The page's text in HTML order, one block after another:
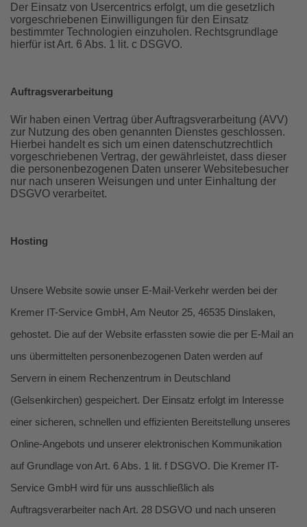
Der Einsatz von Usercentrics erfolgt, um die gesetzlich
vorgeschriebenen Einwilligungen für den Einsatz
bestimmter Technologien einzuholen. Rechtsgrundlage
hierfür ist Art. 6 Abs. 1 lit. c DSGVO.
Auftragsverarbeitung
Wir haben einen Vertrag über Auftragsverarbeitung (AVV)
zur Nutzung des oben genannten Dienstes geschlossen.
Hierbei handelt es sich um einen datenschutzrechtlich
vorgeschriebenen Vertrag, der gewährleistet, dass dieser
die personenbezogenen Daten unserer Websitebesucher
nur nach unseren Weisungen und unter Einhaltung der
DSGVO verarbeitet.
Hosting
Unsere Website sowie unser E-Mail-Verkehr werden bei der
Kremer IT-Service GmbH, Am Neutor 25, 46535 Dinslaken,
gehostet. Die auf der Website erfassten sowie die per E-Mail an
uns übermittelten personenbezogenen Daten werden auf
Servern in einem Rechenzentrum in Deutschland
(Gelsenkirchen) gespeichert. Der Einsatz erfolgt im Interesse
einer sicheren, schnellen und effizienten Bereitstellung unseres
Online-Angebots und unserer elektronischen Kommunikation
auf Grundlage von Art. 6 Abs. 1 lit. f DSGVO. Die Kremer IT-
Service GmbH wird für uns ausschließlich als
Auftragsverarbeiter nach Art. 28 DSGVO und nach unseren